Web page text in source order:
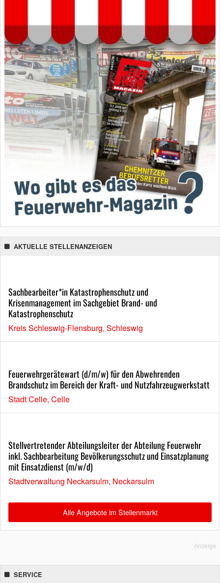
AKTUELLE STELLENANZEIGEN
Sachbearbeiter*in Katastrophenschutz und
Krisenmanagement im Sachgebiet Brand- und
Katastrophenschutz
Kreis Schleswig-Flensburg, Schleswig
Feuerwehrgerätewart (d/m/w) für den Abwehrenden
Brandschutz im Bereich der Kraft- und Nutzfahrzeugwerkstatt
Stadt Celle, Celle
Stellvertretender Abteilungsleiter der Abteilung Feuerwehr
inkl. Sachbearbeitung Bevölkerungsschutz und Einsatzplanung
mit Einsatzdienst (m/w/d)
Stadtverwaltung Neckarsulm, Neckarsulm
Alle Angebote im Stellenmarkt
Anzeige
SERVICE